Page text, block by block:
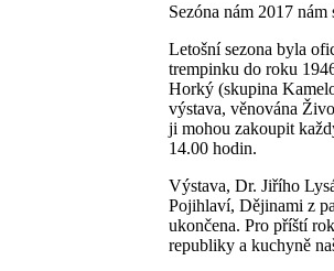
Sezóna nám 2017
Letošní sezona byla
trempinku do roku
Horký (skupina
výstava, věnována
ji mohou zakoupit
14.00 hodin.
Výstava, Dr. Jiřího
Pojihlaví, Dějinami z
ukončena. Pro příští
republiky a kuchyně